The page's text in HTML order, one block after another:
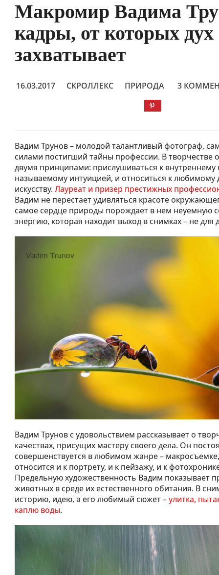
Макромир Вадима
кадры, от которых дух
захватывает
16.03.2017 СКРОЛЛЕКС ПРИРОДА 3
Вадим Трунов – молодой талантливый фотограф,
силами постигший тайны профессии. В творчестве
двумя принципами: прислушиваться к внутреннему
называемому интуицией, и относиться к любимому
искусству. Лауреат и призер престижных
Вадим не перестает удивляться красоте
самое сердце природы порождает в нем неуемную
энергию, которая находит выход в снимках – не для
Вадим Трунов с удовольствием рассказывает о
качествах, присущих мастеру своего дела. Он
совершенствуется в любимом жанре –
относится и к портрету, и к пейзажу, и к
Предельную художественность Вадим показывает
животных в среде их естественного обитания. В
историю, идею, а его любимый сюжет –улитка,
каплю воды.